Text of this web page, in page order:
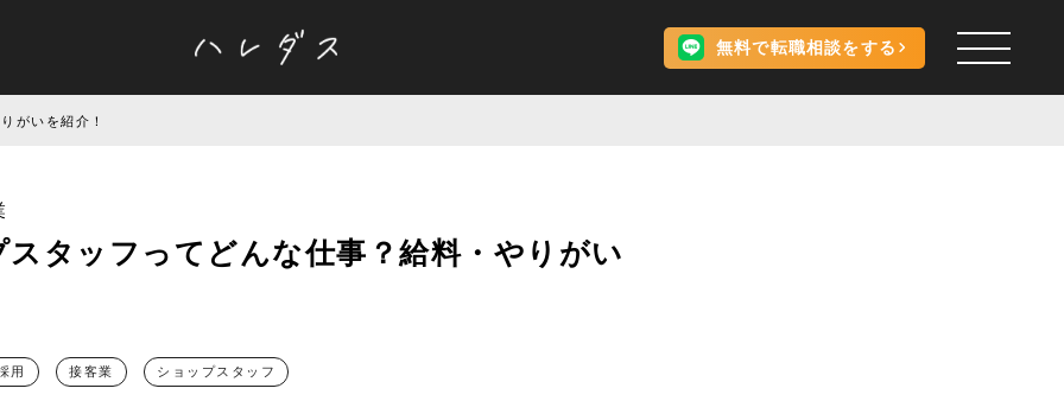
無料で転職相談をする
がいを紹介！
タッフってどんな仕事？給料・やりがい
用 接客業 ショップスタッフ